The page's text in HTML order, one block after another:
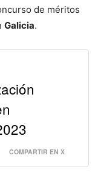
de méritos
Galicia.
COMPARTIR EN X